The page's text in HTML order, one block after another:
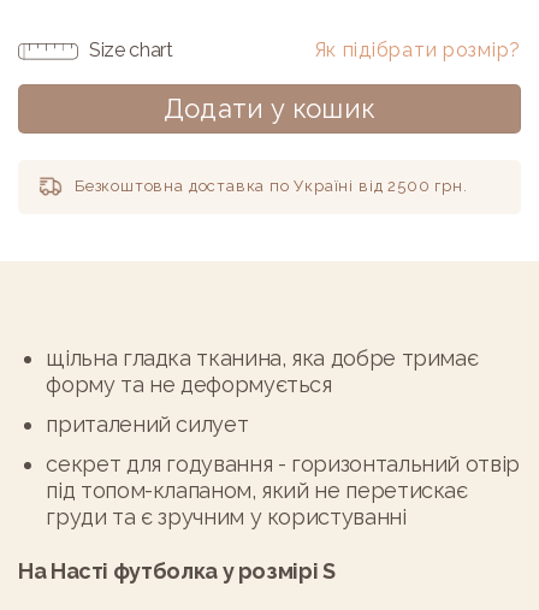
Size chart Як підібрати розмір?
Додати у кошик
Безкоштовна доставка по Україні від 2500 грн.
щільна гладка тканина, яка добре тримає
форму та не деформується
приталений силует
cекрет для годування - горизонтальний отвір
під топом-клапаном, який не перетискає
груди та є зручним у користуванні
На Насті футболка у розмірі S